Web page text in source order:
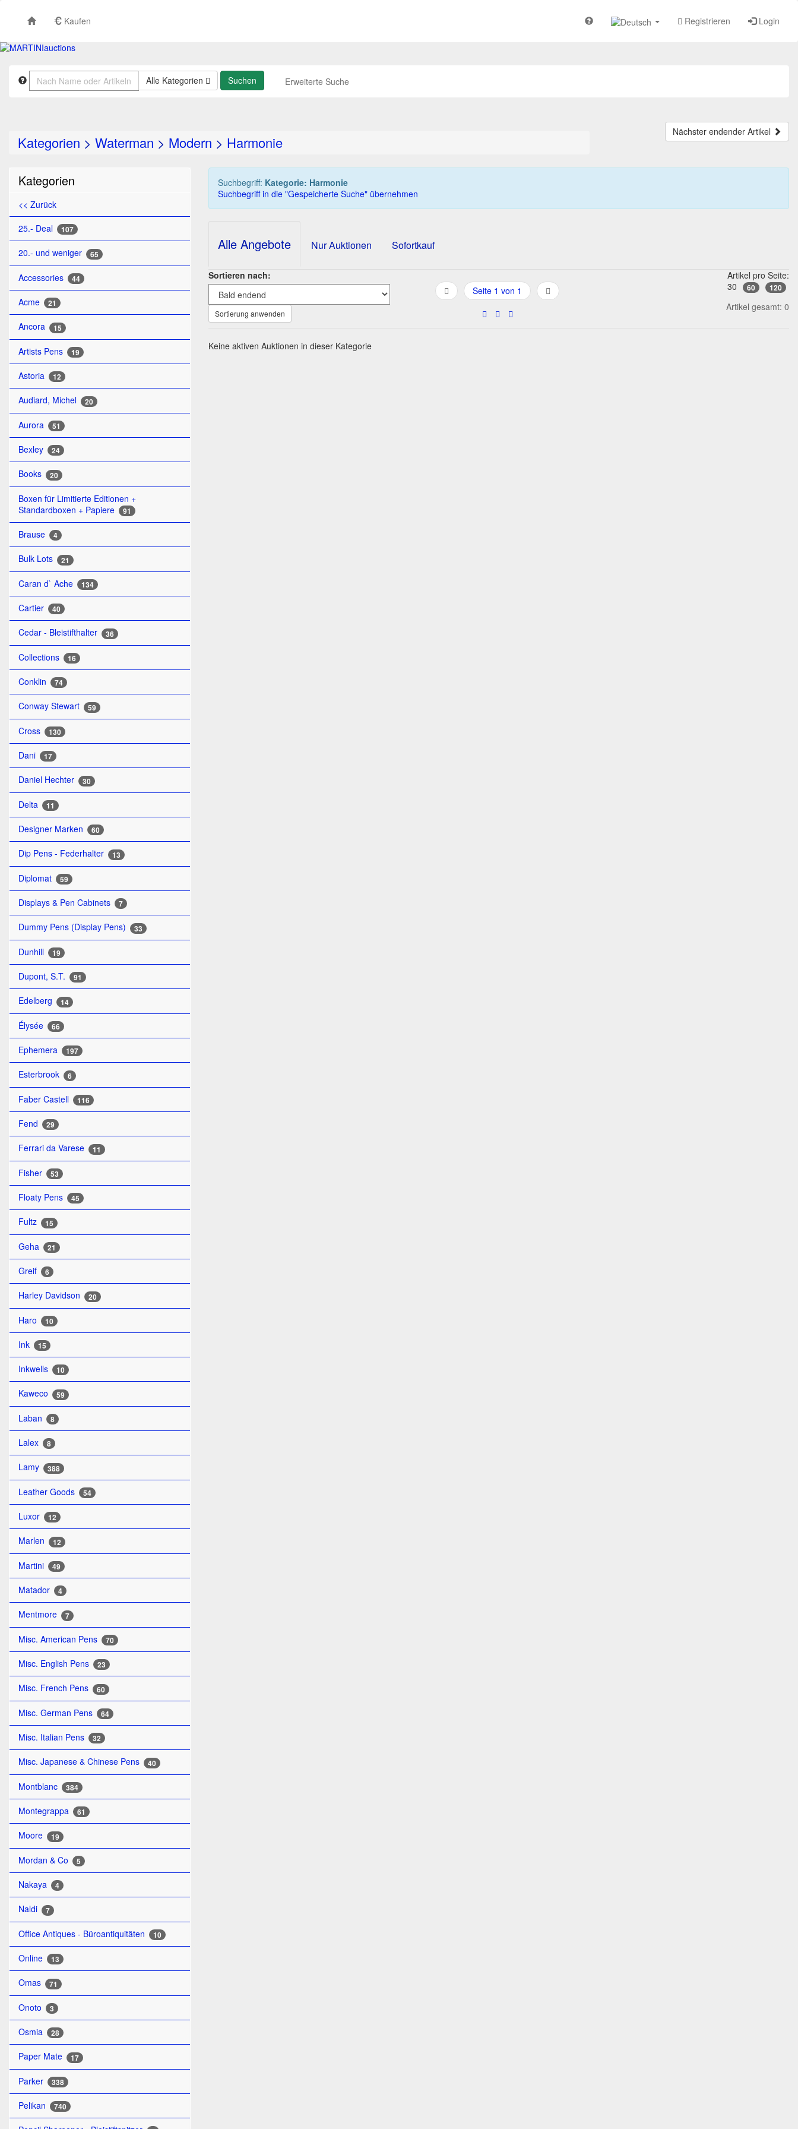
Kaufen Registrieren Login
Alle Kategorien Erweiterte Suche
Kategorien > Waterman > Modern > Harmonie
Nächster endender Artikel
Kategorien
<< Zurück
25.- Deal
107
20.- und weniger 65
Accessories 44
Acme 21
Ancora 15
Artists Pens 19
Astoria 12
Audiard, Michel 20
Aurora 51
Bexley 24
Books 20
Boxen für Limitierte Editionen +
Standardboxen + Papiere
91
Brause 4
Bulk Lots 21
Caran d` Ache 134
Cartier 40
Cedar - Bleistifthalter 36
Collections 16
Conklin 74
Conway Stewart 59
Cross 130
Dani 17
Daniel Hechter 30
Delta 11
Designer Marken 60
Dip Pens - Federhalter 13
Diplomat 59
Displays & Pen Cabinets 7
Dummy Pens (Display Pens) 33
Dunhill 19
Dupont, S.T. 91
Edelberg 14
Élysée 66
Ephemera 197
Esterbrook 6
Faber Castell 116
Fend 29
Ferrari da Varese 11
Fisher 53
Floaty Pens 45
Fultz 15
Geha 21
Greif 6
Harley Davidson 20
Haro 10
Ink 15
Inkwells 10
Kaweco 59
Laban 8
Lalex 8
Lamy 388
Leather Goods 54
Luxor 12
Marlen 12
Martini 49
Matador 4
Mentmore 7
Misc. American Pens 70
Misc. English Pens 23
Misc. French Pens 60
Misc. German Pens 64
Misc. Italian Pens 32
Misc. Japanese & Chinese Pens 40
Montblanc 384
Montegrappa 61
Moore 19
Mordan & Co 5
Nakaya 4
Naldi 7
Office Antiques - Büroantiquitäten 10
Online 13
Omas 71
Onoto 3
Osmia 28
Paper Mate 17
Parker 338
Pelikan 740
Suchbegriff: Kategorie: Harmonie
Suchbegriff in die "Gespeicherte Suche" übernehmen
Alle Angebote Nur Auktionen Sofortkauf
Sortieren nach:
Sortierung anwenden
Seite 1 von 1
Artikel pro Seite:
30
60 120
Artikel gesamt: 0
Keine aktiven Auktionen in dieser Kategorie